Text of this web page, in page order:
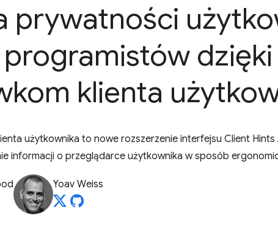
prywatności
dzięki
klienta
użytkownika to nowe rozszerzenie interfejsu Client Hints
informacji o przeglądarce użytkownika w sposób
Yoav Weiss